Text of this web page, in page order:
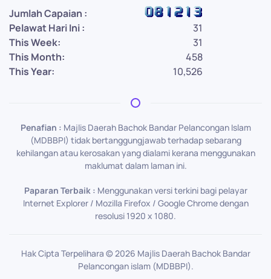
Jumlah Capaian :
Pelawat Hari Ini :
31
This Week:
31
This Month:
458
This Year:
10,526
Penafian : Majlis Daerah Bachok Bandar Pelancongan Islam
(MDBBPI) tidak bertanggungjawab terhadap sebarang
kehilangan atau kerosakan yang dialami kerana menggunakan
maklumat dalam laman ini.
Paparan Terbaik : Menggunakan versi terkini bagi pelayar
Internet Explorer / Mozilla Firefox / Google Chrome dengan
resolusi 1920 x 1080.
Hak Cipta Terpelihara ©2026 Majlis Daerah Bachok Bandar
Pelancongan islam (MDBBPI).